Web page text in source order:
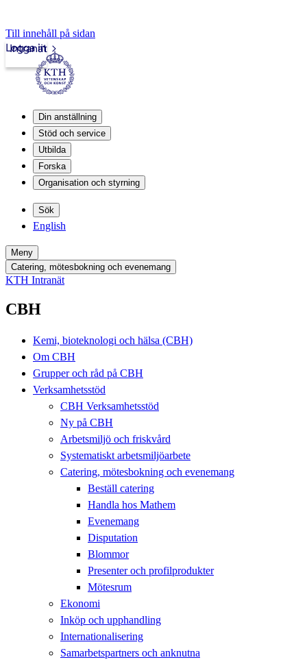
Till innehåll på sidan
Intranät
Logga in
Din anställning
Stöd och service
Utbilda
Forska
Organisation och styrning
Sök
English
Meny
Catering, mötesbokning och evenemang
KTH Intranät
CBH
Kemi, bioteknologi och hälsa (CBH)
Om CBH
Grupper och råd på CBH
Verksamhetsstöd
CBH Verksamhetsstöd
Ny på CBH
Arbetsmiljö och friskvård
Systematiskt arbetsmiljöarbete
Catering, mötesbokning och evenemang
Beställ catering
Handla hos Mathem
Evenemang
Disputation
Blommor
Presenter och profilprodukter
Mötesrum
Ekonomi
Inköp och upphandling
Internationalisering
Samarbetspartners och anknutna